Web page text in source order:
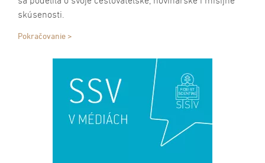
skúsenosti.
Pokračovanie >